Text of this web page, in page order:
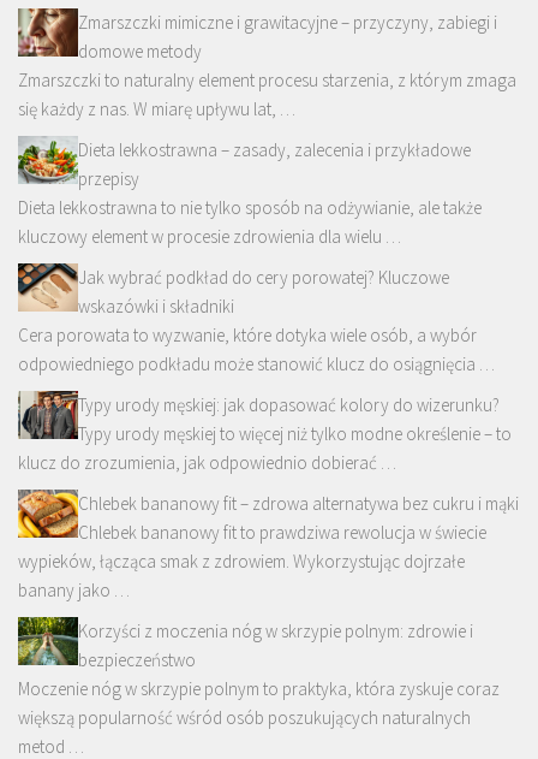
Zmarszczki mimiczne i grawitacyjne – przyczyny, zabiegi i
domowe metody
Zmarszczki to naturalny element procesu starzenia, z którym zmaga
się każdy z nas. W miarę upływu lat, …
Dieta lekkostrawna – zasady, zalecenia i przykładowe
przepisy
Dieta lekkostrawna to nie tylko sposób na odżywianie, ale także
kluczowy element w procesie zdrowienia dla wielu …
Jak wybrać podkład do cery porowatej? Kluczowe
wskazówki i składniki
Cera porowata to wyzwanie, które dotyka wiele osób, a wybór
odpowiedniego podkładu może stanowić klucz do osiągnięcia …
Typy urody męskiej: jak dopasować kolory do wizerunku?
Typy urody męskiej to więcej niż tylko modne określenie – to
klucz do zrozumienia, jak odpowiednio dobierać …
Chlebek bananowy fit – zdrowa alternatywa bez cukru i mąki
Chlebek bananowy fit to prawdziwa rewolucja w świecie
wypieków, łącząca smak z zdrowiem. Wykorzystując dojrzałe
banany jako …
Korzyści z moczenia nóg w skrzypie polnym: zdrowie i
bezpieczeństwo
Moczenie nóg w skrzypie polnym to praktyka, która zyskuje coraz
większą popularność wśród osób poszukujących naturalnych
metod …